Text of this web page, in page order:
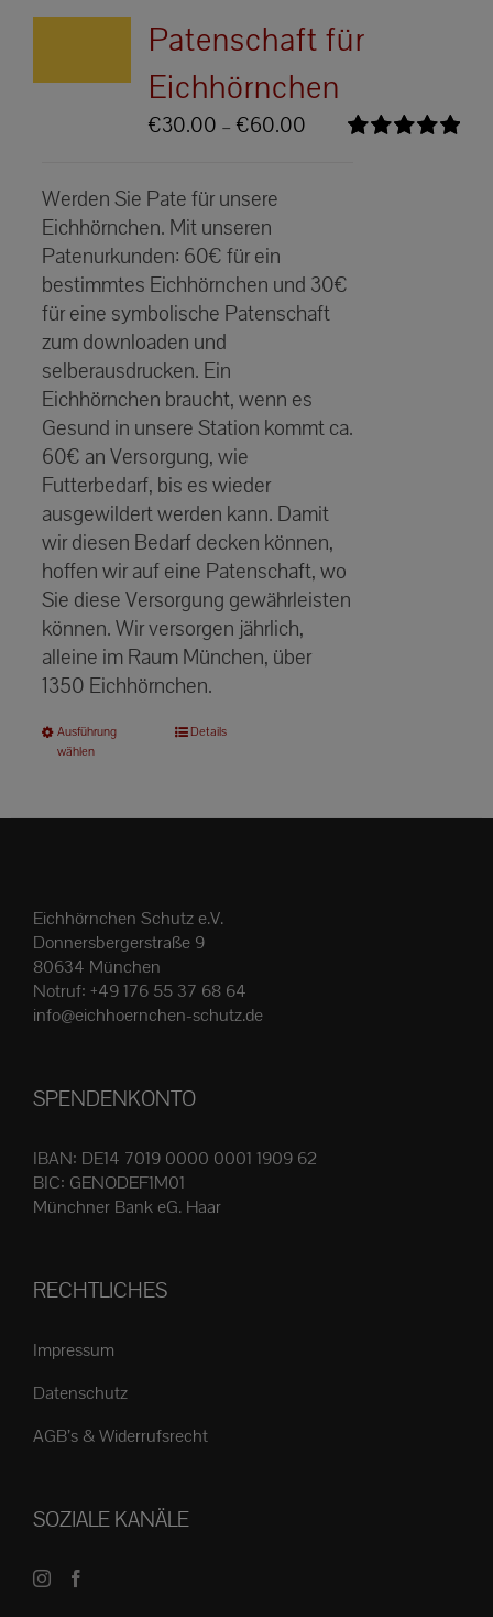
Patenschaft für
Eichhörnchen
€30.00 – €60.00Preisspanne:
Werden Sie Pate für unsere
Eichhörnchen. Mit unseren
Patenurkunden: 60€ für ein
bestimmtes Eichhörnchen und 30€
für eine symbolische Patenschaft
zum downloaden und
selberausdrucken. Ein
Eichhörnchen braucht, wenn es
Gesund in unsere Station kommt ca.
60€ an Versorgung, wie
Futterbedarf, bis es wieder
ausgewildert werden kann. Damit
wir diesen Bedarf decken können,
hoffen wir auf eine Patenschaft, wo
Sie diese Versorgung gewährleisten
können. Wir versorgen jährlich,
alleine im Raum München, über
1350 Eichhörnchen.
Ausführung
wählen
Dieses
mehrere
Die
Optionen
auf
der
werden
Details
Eichhörnchen Schutz e.V.
Donnersbergerstraße 9
80634 München
Notruf: +49 176 55 37 68 64
info@eichhoernchen-schutz.de
SPENDENKONTO
IBAN: DE14 7019 0000 0001 1909 62
BIC: GENODEF1M01
Münchner Bank eG. Haar
RECHTLICHES
Impressum
Datenschutz
AGB’s & Widerrufsrecht
SOZIALE KANÄLE